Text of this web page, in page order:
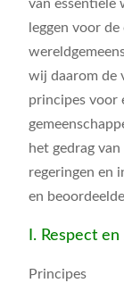
van essentiële
leggen voor
wij daarom de
principes voor
het gedrag
regeringen en
en
I. Respect
Principes